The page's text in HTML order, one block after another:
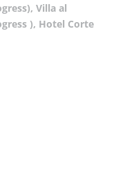
Villa al
), Hotel Corte